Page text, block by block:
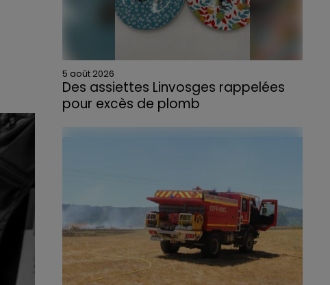
5 août 2026
Des assiettes Linvosges rappelées
pour excès de plomb